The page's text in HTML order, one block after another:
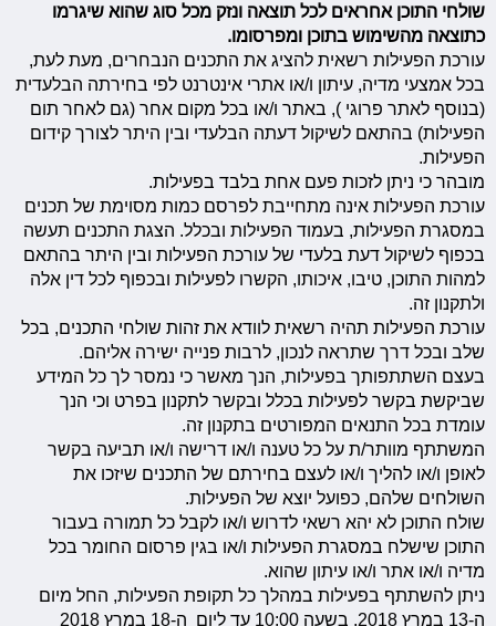
שולחי התוכן אחראים לכל תוצאה ונזק מכל סוג שהוא שיגרמו
כתוצאה מהשימוש בתוכן ומפרסומו.
עורכת הפעילות רשאית להציג את התכנים הנבחרים, מעת לעת,
בכל אמצעי מדיה, עיתון ו/או אתרי אינטרנט לפי בחירתה הבלעדית
(בנוסף לאתר פרוגי ), באתר ו/או בכל מקום אחר (גם לאחר תום
הפעילות) בהתאם לשיקול דעתה הבלעדי ובין היתר לצורך קידום
הפעילות.
מובהר כי ניתן לזכות פעם אחת בלבד בפעילות.
עורכת הפעילות אינה מתחייבת לפרסם כמות מסוימת של תכנים
במסגרת הפעילות, בעמוד הפעילות ובכלל. הצגת התכנים תעשה
בכפוף לשיקול דעת בלעדי של עורכת הפעילות ובין היתר בהתאם
למהות התוכן, טיבו, איכותו, הקשרו לפעילות ובכפוף לכל דין אלה
ולתקנון זה.
עורכת הפעילות תהיה רשאית לוודא את זהות שולחי התכנים, בכל
שלב ובכל דרך שתראה לנכון, לרבות פנייה ישירה אליהם.
בעצם השתתפותך בפעילות, הנך מאשר כי נמסר לך כל המידע
שביקשת בקשר לפעילות בכלל ובקשר לתקנון בפרט וכי הנך
עומדת בכל התנאים המפורטים בתקנון זה.
המשתתף מוותר/ת על כל טענה ו/או דרישה ו/או תביעה בקשר
לאופן ו/או להליך ו/או לעצם בחירתם של התכנים שיזכו את
השולחים שלהם, כפועל יוצא של הפעילות.
שולח התוכן לא יהא רשאי לדרוש ו/או לקבל כל תמורה בעבור
התוכן שישלח במסגרת הפעילות ו/או בגין פרסום החומר בכל
מדיה ו/או אתר ו/או עיתון שהוא.
ניתן להשתתף בפעילות במהלך כל תקופת הפעילות, החל מיום
ה-13 במרץ 2018, בשעה 10:00 עד ליום ה-18 במרץ 2018